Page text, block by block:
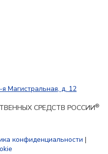
Магистральная, д. 12
СРЕДСТВ РОССИИ®
конфиденциальности |